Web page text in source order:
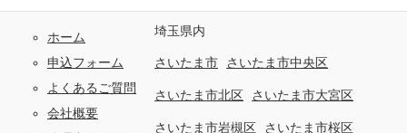
ホーム
申込フォーム
よくあるご質問
会社概要
埼玉県内
さいたま市 さいたま市中央区
さいたま市北区 さいたま市大宮区
さいたま市岩槻区 さいたま市桜区